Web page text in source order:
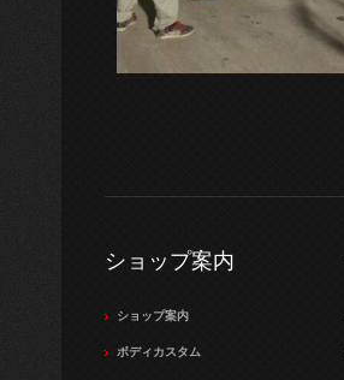
ショップ案内
ショップ案内
ボディカスタム